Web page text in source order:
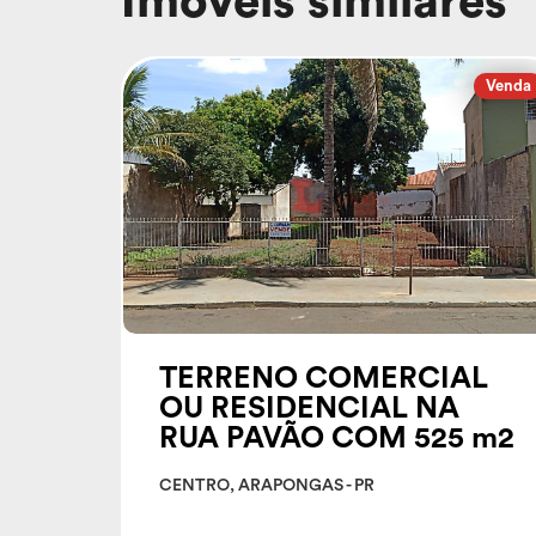
Venda
TERRENO COMERCIAL
OU RESIDENCIAL NA
RUA PAVÃO COM 525 m2
CENTRO, ARAPONGAS - PR